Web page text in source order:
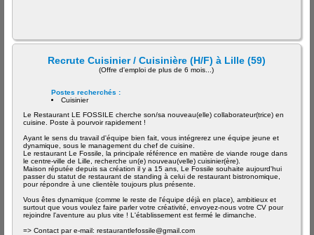
Recrute Cuisinier / Cuisinière (H/F) à Lille (59)
(Offre d'emploi de plus de 6 mois...)
Postes recherchés :
Cuisinier
Le Restaurant LE FOSSILE cherche son/sa nouveau(elle) collaborateur(trice) en
cuisine. Poste à pourvoir rapidement !
Ayant le sens du travail d'équipe bien fait, vous intégrerez une équipe jeune et
dynamique, sous le management du chef de cuisine.
Le restaurant Le Fossile, la principale référence en matière de viande rouge dans
le centre-ville de Lille, recherche un(e) nouveau(velle) cuisinier(ère).
Maison réputée depuis sa création il y a 15 ans, Le Fossile souhaite aujourd'hui
passer du statut de restaurant de standing à celui de restaurant bistronomique,
pour répondre à une clientèle toujours plus présente.
Vous êtes dynamique (comme le reste de l'équipe déjà en place), ambitieux et
surtout que vous voulez faire parler votre créativité, envoyez-nous votre CV pour
rejoindre l'aventure au plus vite ! L'établissement est fermé le dimanche.
=> Contact par e-mail: restaurantlefossile@gmail.com